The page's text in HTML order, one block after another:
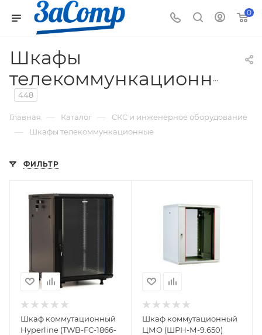
0
Шкафы
телекоммункационные
448
Главная — Каталог — СКС и инженерное оборудование
— Шкафы телекоммункационные
ФИЛЬТР
Шкаф коммутационный
Hyperline (TWB-FC-1866-
Шкаф коммутационный
ЦМО (ШРН-М-9.650)